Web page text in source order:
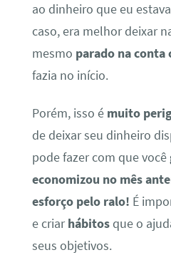
ao dinheiro que eu
caso, era melhor deixar
mesmo parado na conta
fazia no início.
Porém, isso é muito
de deixar seu dinheiro
pode fazer com que você
economizou no mês
esforço pelo ralo! É
e criarhábitosque o
seus objetivos.